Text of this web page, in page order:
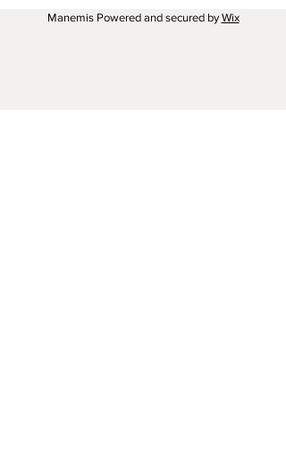
Manemis Powered and secured by Wix